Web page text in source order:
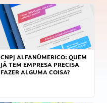
CNPJ ALFANÚMERICO: QUEM
JÁ TEM EMPRESA PRECISA
FAZER ALGUMA COISA?